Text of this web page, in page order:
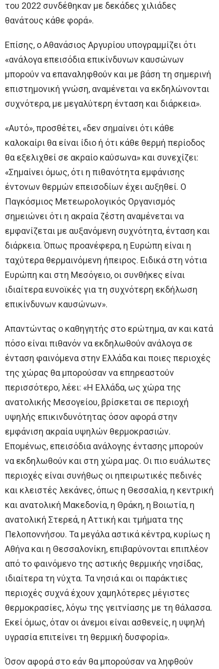
του 2022 συνδέθηκαν με δεκάδες χιλιάδες
θανάτους κάθε φορά».
Επίσης, ο Αθανάσιος Αργυρίου υπογραμμίζει ότι
«ανάλογα επεισόδια επικίνδυνων καυσώνων
μπορούν να επαναληφθούν και με βάση τη σημερινή
επιστημονική γνώση, αναμένεται να εκδηλώνονται
συχνότερα, με μεγαλύτερη ένταση και διάρκεια».
«Αυτό», προσθέτει, «δεν σημαίνει ότι κάθε
καλοκαίρι θα είναι ίδιο ή ότι κάθε θερμή περίοδος
θα εξελιχθεί σε ακραίο καύσωνα» και συνεχίζει:
«Σημαίνει όμως, ότι η πιθανότητα εμφάνισης
έντονων θερμών επεισοδίων έχει αυξηθεί. Ο
Παγκόσμιος Μετεωρολογικός Οργανισμός
σημειώνει ότι η ακραία ζέστη αναμένεται να
εμφανίζεται με αυξανόμενη συχνότητα, ένταση και
διάρκεια. Όπως προανέφερα, η Ευρώπη είναι η
ταχύτερα θερμαινόμενη ήπειρος. Ειδικά στη νότια
Ευρώπη και στη Μεσόγειο, οι συνθήκες είναι
ιδιαίτερα ευνοϊκές για τη συχνότερη εκδήλωση
επικίνδυνων καυσώνων».
Απαντώντας ο καθηγητής στο ερώτημα, αν και κατά
πόσο είναι πιθανόν να εκδηλωθούν ανάλογα σε
ένταση φαινόμενα στην Ελλάδα και ποιες περιοχές
της χώρας θα μπορούσαν να επηρεαστούν
περισσότερο, λέει: «Η Ελλάδα, ως χώρα της
ανατολικής Μεσογείου, βρίσκεται σε περιοχή
υψηλής επικινδυνότητας όσον αφορά στην
εμφάνιση ακραία υψηλών θερμοκρασιών.
Επομένως, επεισόδια ανάλογης έντασης μπορούν
να εκδηλωθούν και στη χώρα μας. Οι πιο ευάλωτες
περιοχές είναι συνήθως οι ηπειρωτικές πεδινές
και κλειστές λεκάνες, όπως η Θεσσαλία, η κεντρική
και ανατολική Μακεδονία, η Θράκη, η Βοιωτία, η
ανατολική Στερεά, η Αττική και τμήματα της
Πελοποννήσου. Τα μεγάλα αστικά κέντρα, κυρίως η
Αθήνα και η Θεσσαλονίκη, επιβαρύνονται επιπλέον
από το φαινόμενο της αστικής θερμικής νησίδας,
ιδιαίτερα τη νύχτα. Τα νησιά και οι παράκτιες
περιοχές συχνά έχουν χαμηλότερες μέγιστες
θερμοκρασίες, λόγω της γειτνίασης με τη θάλασσα.
Εκεί όμως, όταν οι άνεμοι είναι ασθενείς, η υψηλή
υγρασία επιτείνει τη θερμική δυσφορία».
Όσον αφορά στο εάν θα μπορούσαν να ληφθούν